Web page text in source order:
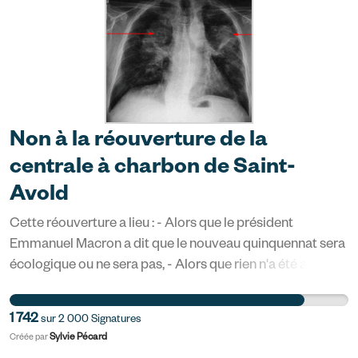
la rue aux Ours. (JEAN-BAPTISTE QUENTIN / MAXPPP)
Non à la réouverture de la
centrale à charbon de Saint-
Avold
Cette réouverture a lieu : - Alors que le président
Emmanuel Macron a dit que le nouveau quinquennat sera
écologique ou ne sera pas, - Alors que rien n'a été anticipé
que l'Etat français à été condamné pour ne pas avoir
protégé ses citoyens contre la pollution de l'air, - Alors
que 44% des émissions de dioxyde de carbone dans le
1 742 sur 2 000 Signatures
Créée parSylvie Pécard